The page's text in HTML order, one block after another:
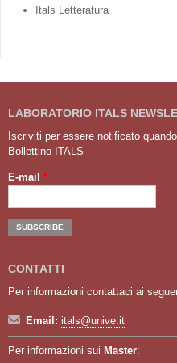
Itals Letteratura
LABORATORIO ITALS
Iscriviti per essere notificato
Bollettino ITALS
E-mail *
CONTATTI
Per informazioni contattaci ai
Email: itals@unive.it
Per informazioni sui Master: